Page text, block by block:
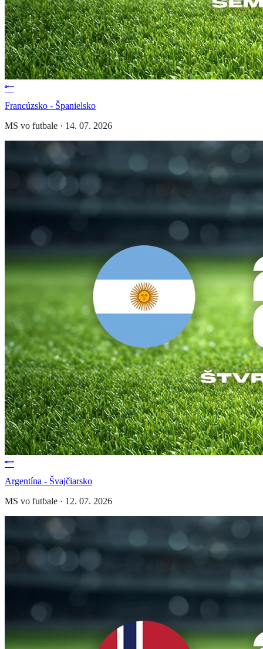
Francúzsko - Španielsko
MS vo futbale · 14. 07. 2026
Argentína - Švajčiarsko
MS vo futbale · 12. 07. 2026